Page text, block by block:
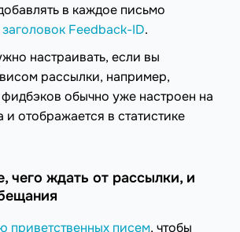
в каждое письмо
Feedback-ID.
настраивать, если вы
рассылки, например,
обычно уже настроен на
отображается в статистике
чего ждать от рассылки, и
приветственных писем, чтобы